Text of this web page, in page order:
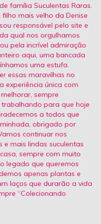
família Suculentas Raras.
mais velho da Denise
responsável pelo site e
qual nos orgulhamos
pela incrível admiração
aqui, uma bancada
uma estufa.
essas maravilhas no
experiência única com
sempre
para que hoje
a todos que
obrigado por
continuar nos
mais lindas suculentas
sempre com muito
legado que queremos
apenas plantas e
laços que durarão a vida
“Colecionando